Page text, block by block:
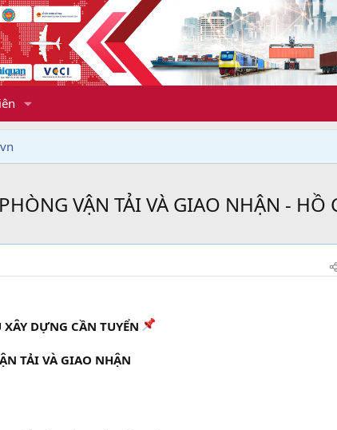
VẬN TẢI VÀ GIAO NHẬN - HỒ
DỰNG CẦN TUYỂN
TẢI VÀ GIAO NHẬN